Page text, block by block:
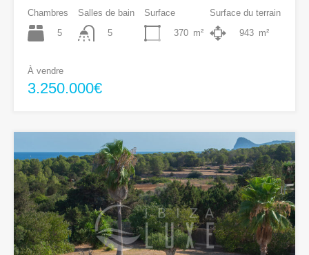
Chambres
5
Salles de bain
5
Surface
370 m²
Surface du terrain
943 m²
À vendre
3.250.000€